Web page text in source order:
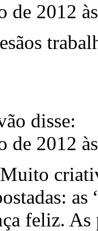
de 2012
disse:
de 2012
as
feliz. As